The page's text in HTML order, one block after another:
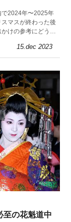
で2024年〜2025年
マスが終わった後
けの参考にどう
15.dec 2023
至の花魁道中